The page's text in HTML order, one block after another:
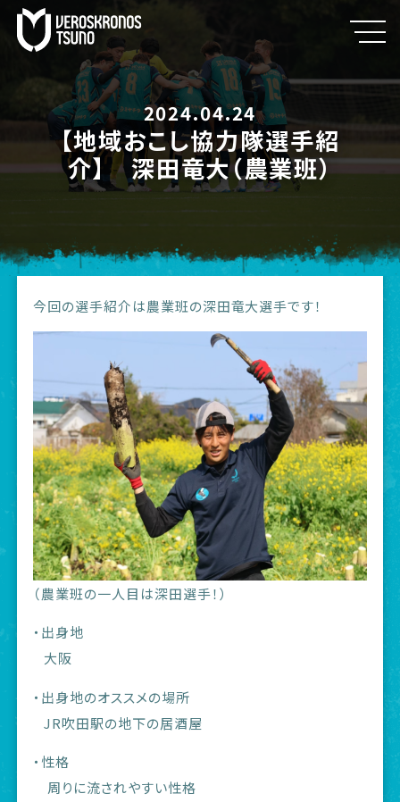
2024.04.24
【地域おこし協力隊選手紹
介】 深田竜大（農業班）
今回の選手紹介は農業班の深田竜大選手です！
（農業班の一人目は深田選手！）
・出身地
大阪
・出身地のオススメの場所
JR吹田駅の地下の居酒屋
・性格
周りに流されやすい性格